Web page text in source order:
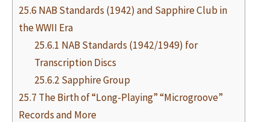
25.6 NAB Standards (1942) and Sapphire Club in
the WWII Era
25.6.1 NAB Standards (1942/1949) for
Transcription Discs
25.6.2 Sapphire Group
25.7 The Birth of “Long-Playing” “Microgroove”
Records and More